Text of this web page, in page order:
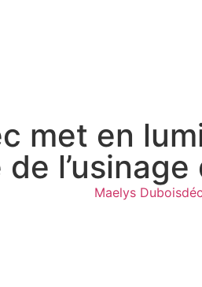
met en
Maelys Dubois